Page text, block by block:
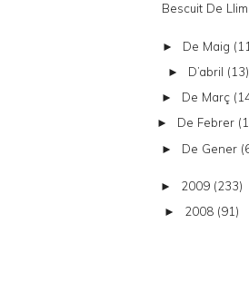
Bescuit De
► De Maig
► D’abril (13)
► De Març
► De Febrer
► De Gener
► 2009 (233)
► 2008 (91)